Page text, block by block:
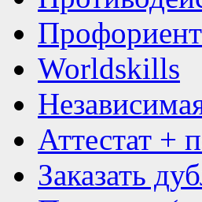
Worldskills
Аттестат +
Заказать